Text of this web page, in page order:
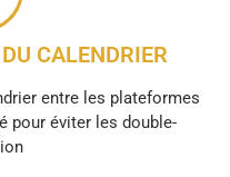
CALENDRIER
entre les plateformes
pour éviter les double-